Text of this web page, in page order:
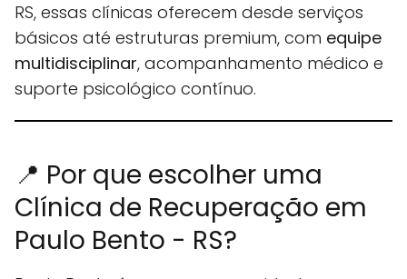
RS, essas clínicas oferecem desde serviços
básicos até estruturas premium, com equipe
multidisciplinar, acompanhamento médico e
suporte psicológico contínuo.
📍 Por que escolher uma
Clínica de Recuperação em
Paulo Bento - RS?